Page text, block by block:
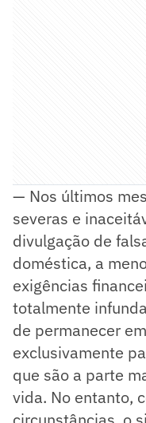
— Nos últimos
severas e
divulgação de
doméstica, a
exigências
totalmente
de permanecer
exclusivamente
que são a parte
vida. No entanto,